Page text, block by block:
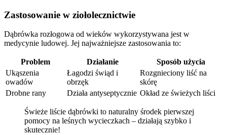
Zastosowanie w ziołolecznictwie
Dąbrówka rozłogowa od wieków wykorzystywana jest w
medycynie ludowej. Jej najważniejsze zastosowania to:
Problem Działanie
Sposób użycia
Ukąszenia
owadów
Łagodzi świąd i
obrzęk
Rozgnieciony liść na
skórę
Drobne rany
Działa antyseptycznie Okład ze świeżych liści
Świeże liście dąbrówki to naturalny środek pierwszej
pomocy na leśnych wycieczkach – działają szybko i
skutecznie!